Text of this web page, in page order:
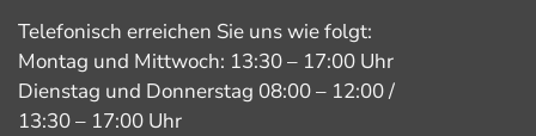
Telefonisch erreichen Sie uns wie folgt:
Montag und Mittwoch: 13:30 – 17:00 Uhr
Dienstag und Donnerstag 08:00 – 12:00 /
13:30 – 17:00 Uhr